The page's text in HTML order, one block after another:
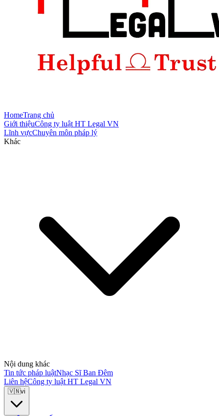
HomeTrang chủ
Giới thiệuCông ty luật HT Legal VN
Lĩnh vựcChuyên môn pháp lý
Khác
Nội dung khác
Tin tức pháp luậtNhạc Sĩ Ban Đêm
Liên hệCông ty luật HT Legal VN
🇻🇳vi